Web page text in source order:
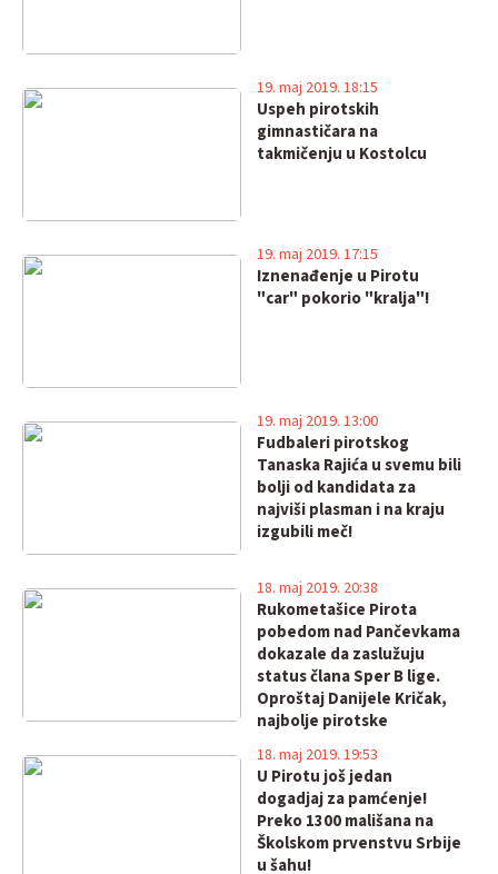
Uspeh pirotskih
gimnastičara na
takmičenju u Kostolcu
19. maj 2019. 18:15
Iznenađenje u Pirotu
"car" pokorio "kralja"!
19. maj 2019. 17:15
Fudbaleri pirotskog
Tanaska Rajića u svemu bili
bolji od kandidata za
najviši plasman i na kraju
izgubili meč!
19. maj 2019. 13:00
Rukometašice Pirota
pobedom nad Pančevkama
dokazale da zaslužuju
status člana Sper B lige.
Oproštaj Danijele Kričak,
najbolje pirotske
rukometašice!
18. maj 2019. 20:38
U Pirotu još jedan
dogadjaj za pamćenje!
Preko 1300 mališana na
Školskom prvenstvu Srbije
u šahu!
18. maj 2019. 19:53